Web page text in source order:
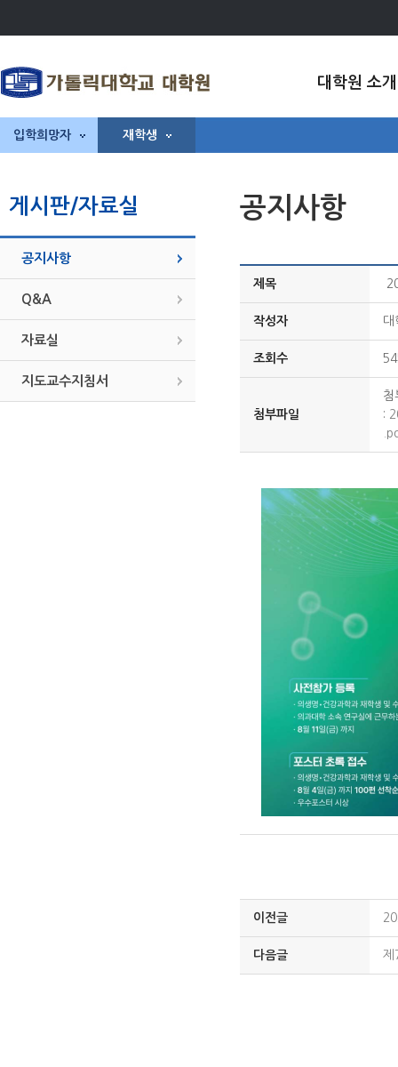
대학원 소개
입학희망자 재학생
게시판/자료실
공지사항
Q&A
자료실
지도교수지침서
공지사항
제목
작성자 대
조회수
첨부파일
첨
:
이전글
다음글 제